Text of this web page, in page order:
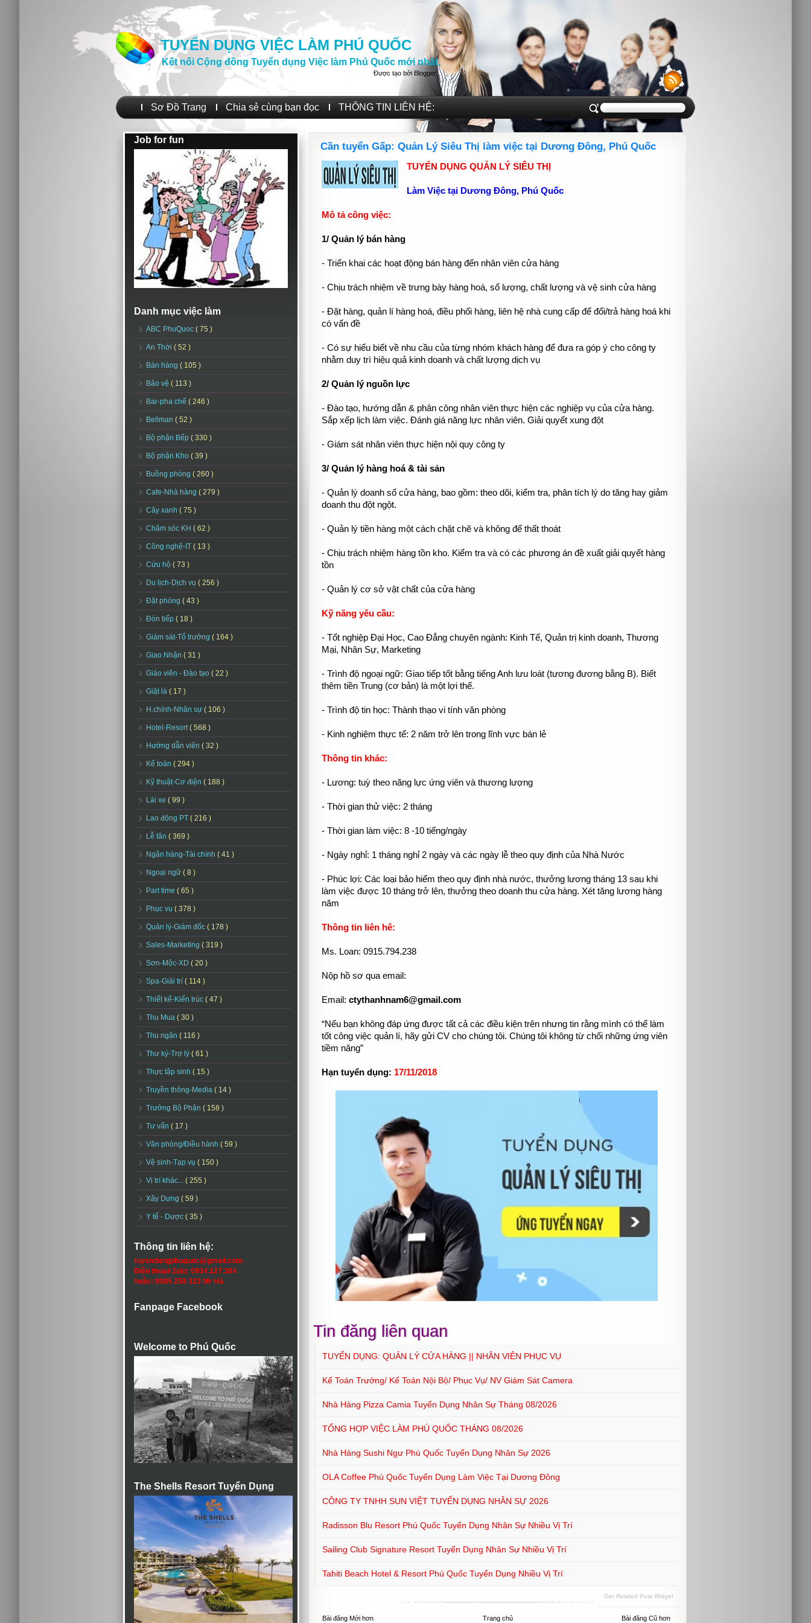
TUYỂN DỤNG VIỆC LÀM PHÚ QUỐC
Kết nối Cộng đồng Tuyển dụng Việc làm Phú Quốc mới nhất.
Được tạo bởi Blogger.
Sơ Đồ Trang Chia sẻ cùng bạn đọc THÔNG TIN LIÊN HỆ:
Job for fun
Danh mục việc làm
ABC PhuQuoc ( 75 )
An Thới ( 52 )
Bán hàng ( 105 )
Bảo vệ ( 113 )
Bar-pha chế ( 246 )
Bellman ( 52 )
Bộ phận Bếp ( 330 )
Bộ phận Kho ( 39 )
Buồng phòng ( 260 )
Cafe-Nhà hàng ( 279 )
Cây xanh ( 75 )
Chăm sóc KH ( 62 )
Công nghệ-IT ( 13 )
Cứu hộ ( 73 )
Du lịch-Dịch vụ ( 256 )
Đặt phòng ( 43 )
Đón tiếp ( 18 )
Giám sát-Tổ trưởng ( 164 )
Giao Nhận ( 31 )
Giáo viên - Đào tạo ( 22 )
Giặt là ( 17 )
H.chính-Nhân sự ( 106 )
Hotel-Resort( 568 )
Hướng dẫn viên ( 32 )
Kế toán ( 294 )
Kỹ thuật-Cơ điện ( 188 )
Lái xe ( 99 )
Lao động PT ( 216 )
Lễ tân ( 369 )
Ngân hàng-Tài chính ( 41 )
Ngoại ngữ ( 8 )
Part time ( 65 )
Phục vụ ( 378 )
Quản lý-Giám đốc ( 178 )
Sales-Marketing ( 319 )
Sơn-Mộc-XD ( 20 )
Spa-Giải trí ( 114 )
Thiết kế-Kiến trúc ( 47 )
Thu Mua ( 30 )
Thu ngân ( 116 )
Thư ký-Trợ lý ( 61 )
Thực tập sinh ( 15 )
Truyền thông-Media ( 14 )
Trưởng Bộ Phận ( 158 )
Tư vấn ( 17 )
Văn phòng/Điều hành ( 59 )
Vệ sinh-Tạp vụ ( 150 )
Vị trí khác... ( 255 )
Xây Dựng ( 59 )
Y tế - Dược ( 35 )
Thông tin liên hệ:
tuyendungphuquoc@gmail.com
Điện thoại/ Zalo: 0934.127.384
hoặc: 0985 258 323 Mr Hà
Fanpage Facebook
Welcome to Phú Quốc
The Shells Resort Tuyển Dụng
Cần tuyển Gấp: Quản Lý Siêu Thị làm việc tại Dương Đông, Phú Quốc
TUYỂN DỤNG QUẢN LÝ SIÊU THỊ
Làm Việc tại Dương Đông, Phú Quốc
Mô tả công việc:
1/ Quản lý bán hàng
- Triển khai các hoạt động bán hàng đến nhân viên cửa hàng
- Chịu trách nhiệm về trưng bày hàng hoá, số lượng, chất lượng và vệ sinh cửa hàng
- Đặt hàng, quản lí hàng hoá, điều phối hàng, liên hệ nhà cung cấp để đổi/trả hàng hoá khi
có vấn đề
- Có sự hiểu biết về nhu cầu của từng nhóm khách hàng để đưa ra góp ý cho công ty
nhằm duy trì hiệu quả kinh doanh và chất lượng dịch vụ
2/ Quản lý nguồn lực
- Đào tạo, hướng dẫn & phân công nhân viên thực hiện các nghiệp vụ của cửa hàng.
Sắp xếp lịch làm việc. Đánh giá năng lực nhân viên. Giải quyết xung đột
- Giám sát nhân viên thực hiện nội quy công ty
3/ Quản lý hàng hoá & tài sản
- Quản lý doanh số cửa hàng, bao gồm: theo dõi, kiểm tra, phân tích lý do tăng hay giảm
doanh thu đột ngột.
- Quản lý tiền hàng một cách chặt chẽ và không để thất thoát
- Chịu trách nhiệm hàng tồn kho. Kiểm tra và có các phương án đề xuất giải quyết hàng
tồn
- Quản lý cơ sở vật chất của cửa hàng
Kỹ năng yêu cầu:
- Tốt nghiệp Đại Học, Cao Đẳng chuyên ngành: Kinh Tế, Quản trị kinh doanh, Thương
Mại, Nhân Sự, Marketing
- Trình độ ngoại ngữ: Giao tiếp tốt bằng tiếng Anh lưu loát (tương đương bằng B). Biết
thêm tiền Trung (cơ bản) là một lợi thế.
- Trình độ tin học: Thành thạo vi tính văn phòng
- Kinh nghiệm thực tế: 2 năm trở lên trong lĩnh vực bán lẻ
Thông tin khác:
- Lương: tuỳ theo năng lực ứng viên và thương lượng
- Thời gian thử việc: 2 tháng
- Thời gian làm việc: 8 -10 tiếng/ngày
- Ngày nghỉ: 1 tháng nghỉ 2 ngày và các ngày lễ theo quy định của Nhà Nước
- Phúc lợi: Các loại bảo hiểm theo quy định nhà nước, thưởng lương tháng 13 sau khi
làm việc được 10 tháng trở lên, thưởng theo doanh thu cửa hàng. Xét tăng lương hàng
năm
Thông tin liên hê:
Ms. Loan: 0915.794.238
Nộp hồ sơ qua email:
Email: ctythanhnam6@gmail.com
“Nếu bạn không đáp ứng được tất cả các điều kiện trên nhưng tin rằng mình có thể làm
tốt công việc quản lí, hãy gửi CV cho chúng tôi. Chúng tôi không từ chối những ứng viên
tiềm năng”
Hạn tuyển dụng: 17/11/2018
Tin đăng liên quan
TUYỂN DỤNG: QUẢN LÝ CỬA HÀNG || NHÂN VIÊN PHỤC VỤ
Kế Toán Trưởng/ Kế Toán Nội Bộ/ Phục Vụ/ NV Giám Sát Camera
Nhà Hàng Pizza Camia Tuyển Dụng Nhân Sự Tháng 08/2026
TỔNG HỢP VIỆC LÀM PHÚ QUỐC THÁNG 08/2026
Nhà Hàng Sushi Ngư Phú Quốc Tuyển Dụng Nhân Sự 2026
OLA Coffee Phú Quốc Tuyển Dụng Làm Việc Tại Dương Đông
CÔNG TY TNHH SUN VIỆT TUYỂN DỤNG NHÂN SỰ 2026
Radisson Blu Resort Phú Quốc Tuyển Dụng Nhân Sự Nhiều Vị Trí
Sailing Club Signature Resort Tuyển Dụng Nhân Sự Nhiều Vị Trí
Tahiti Beach Hotel & Resort Phú Quốc Tuyển Dụng Nhiều Vị Trí
Get Related Post Widget
Bài đăng Mới hơn Bài đăng Cũ hơn
Trang chủ